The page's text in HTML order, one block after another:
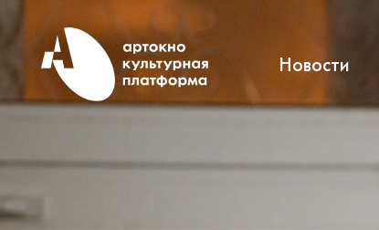
Новости